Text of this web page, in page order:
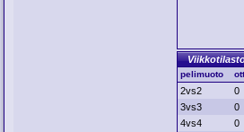
pelimuoto
2vs2
0
3vs3
0
4vs4
0